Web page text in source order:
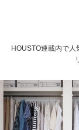
HOUSTO連載内で